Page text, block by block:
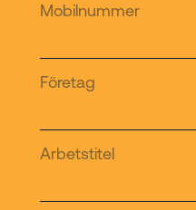
Mobilnummer
Företag
Arbetstitel